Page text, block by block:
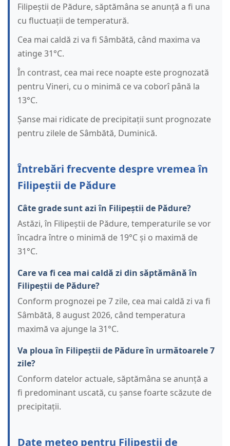
Filipeștii de Pădure, săptămâna se anunță a fi una
cu fluctuații de temperatură.
Cea mai caldă zi va fi Sâmbătă, când maxima va
atinge 31°C.
În contrast, cea mai rece noapte este prognozată
pentru Vineri, cu o minimă ce va coborî până la
13°C.
Șanse mai ridicate de precipitații sunt prognozate
pentru zilele de Sâmbătă, Duminică.
Întrebări frecvente despre vremea în
Filipeștii de Pădure
Câte grade sunt azi în Filipeștii de Pădure?
Astăzi, în Filipeștii de Pădure, temperaturile se vor
încadra între o minimă de 19°C și o maximă de
31°C.
Care va fi cea mai caldă zi din săptămână în
Filipeștii de Pădure?
Conform prognozei pe 7 zile, cea mai caldă zi va fi
Sâmbătă, 8 august 2026, când temperatura
maximă va ajunge la 31°C.
Va ploua în Filipeștii de Pădure în următoarele 7
zile?
Conform datelor actuale, săptămâna se anunță a
fi predominant uscată, cu șanse foarte scăzute de
precipitații.
Date meteo pentru Filipeștii de